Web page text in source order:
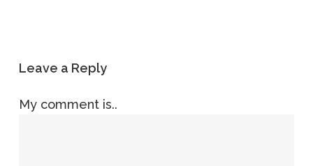
Leave a Reply
My comment is..